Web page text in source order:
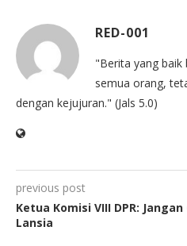
RED-001
"Berita yang baik
semua orang,
dengan kejujuran." (Jals 5.0)
previous post
Ketua Komisi VIII DPR:
Lansia